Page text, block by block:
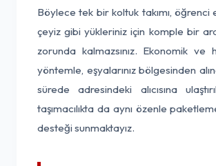
Böylece tek bir koltuk takımı, öğrenci
çeyiz gibi yükleriniz için komple bir
zorunda kalmazsınız. Ekonomik ve
yöntemle, eşyalarınız bölgesinden
sürede adresindeki alıcısına
taşımacılıkta da aynı özenle
desteği sunmaktayız.